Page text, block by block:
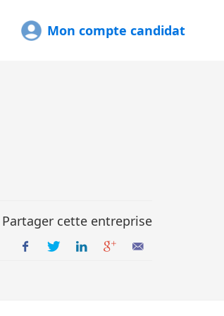
Mon compte candidat
Partager cette entreprise